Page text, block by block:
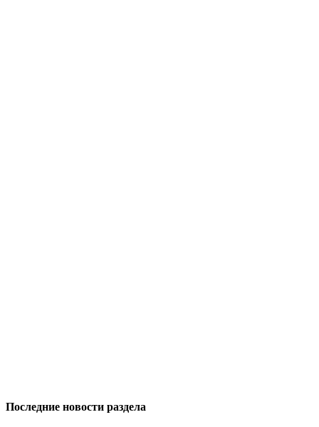
Последние новости раздела